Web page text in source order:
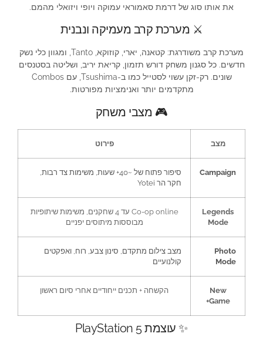
את אותו סוג של דרמת סאמוראי עמוקה ויופי ויזואלי מהמם.
⚔️ מערכת קרב מעמיקה ונבנית
מערכת קרב משודרגת: קטאנה, יארי, קוזוקא, Tanto, ומגוון כלי נשק
חדשים. כל סגנון משחק דורש תזמון, קריאת יריב, ושליטה בסטנסים
שונים. רק-זקן עשוי לסטייל כמו ב-Tsushima, עם Combos
מתקדמים יותר ואנימציות מפורטות.
🎮 מצבי משחק
מצב פירוט
Campaign
סיפור פתוח של ~40+ שעות, משימות צד רבות,
חקר הר Yotei
Legends
Mode
Co-op online עד 4 שחקנים, משימות שיתופיות
מבוססות מיתוסים יפניים
Photo
Mode
מצב צילום מתקדם, סינון צבע, רוח, ואפקטים
קולנועיים
New
Game+
הקשחה + תכנים ייחודיים אחרי סיום ראשון
✨ עוצמת PlayStation 5